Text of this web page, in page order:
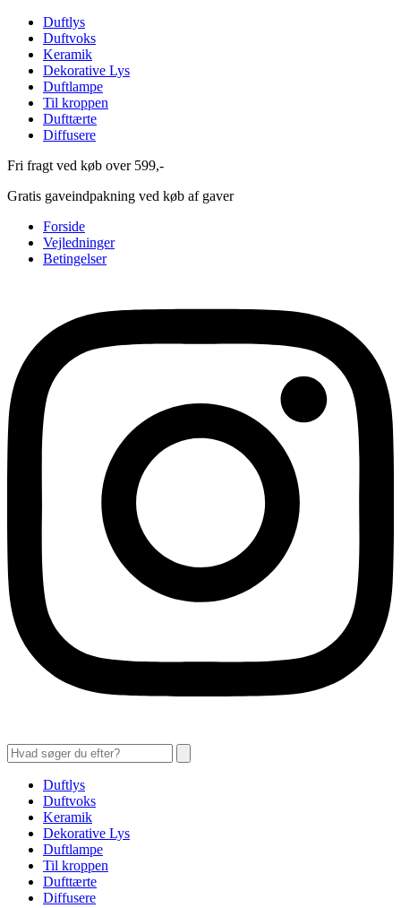
Duftlys
Duftvoks
Keramik
Dekorative Lys
Duftlampe
Til kroppen
Dufttærte
Diffusere
Fri fragt ved køb over 599,-
Gratis gaveindpakning ved køb af gaver
Forside
Vejledninger
Betingelser
Duftlys
Duftvoks
Keramik
Dekorative Lys
Duftlampe
Til kroppen
Dufttærte
Diffusere